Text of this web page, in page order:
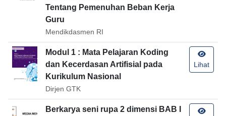
Tentang Pemenuhan Beban Kerja
Guru
Mendikdasmen RI
Modul 1 : Mata Pelajaran Koding
dan Kecerdasan Artifisial pada
Kurikulum Nasional
Dirjen GTK
Lihat
Berkarya seni rupa 2 dimensi BAB I